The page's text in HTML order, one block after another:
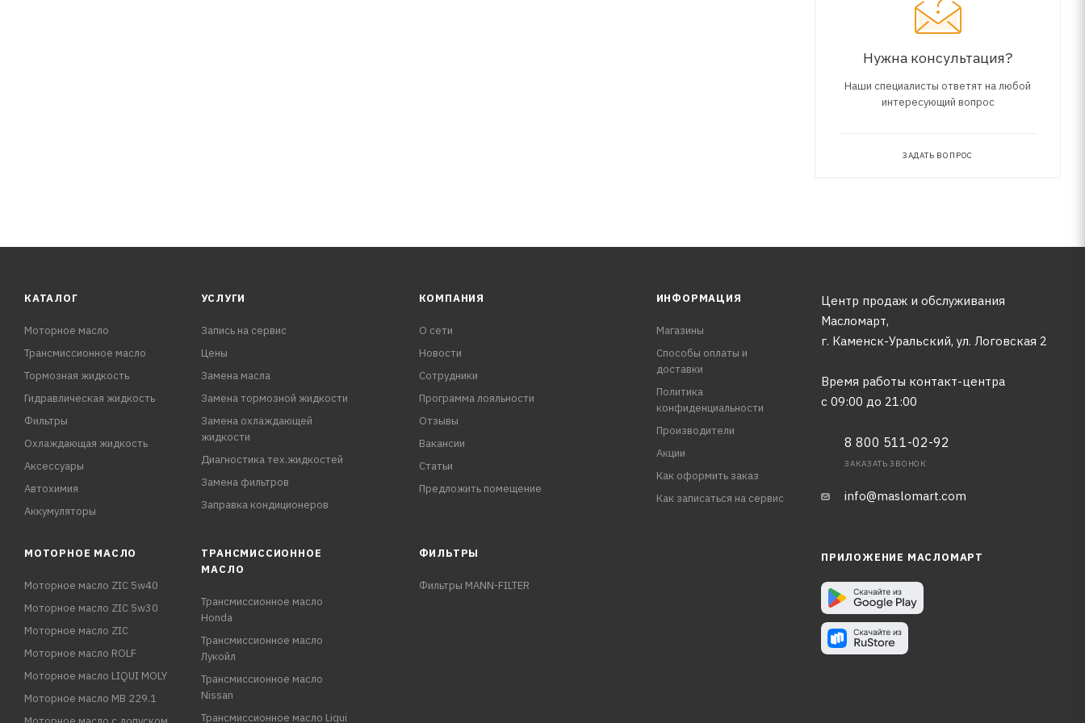
Нужна консультация?
Наши специалисты ответят на любой
интересующий вопрос
ЗАДАТЬ ВОПРОС
КАТАЛОГ
Моторное масло
Трансмиссионное масло
Тормозная жидкость
Гидравлическая жидкость
Фильтры
Охлаждающая жидкость
Аксессуары
Автохимия
Аккумуляторы
УСЛУГИ
Запись на сервис
Цены
Замена масла
Замена тормозной жидкости
Замена охлаждающей
жидкости
Диагностика тех.жидкостей
Замена фильтров
Заправка кондиционеров
КОМПАНИЯ
О сети
Новости
Сотрудники
Программа лояльности
Отзывы
Вакансии
Статьи
Предложить помещение
ИНФОРМАЦИЯ
Магазины
Способы оплаты и
доставки
Политика
конфиденциальности
Производители
Акции
Как оформить заказ
Как записаться на сервис
Центр продаж и обслуживания
Масломарт,
г. Каменск-Уральский, ул. Логовская 2
Время работы контакт-центра
с 09:00 до 21:00
8 800 511-02-92
ЗАКАЗАТЬ ЗВОНОК
info@maslomart.com
МОТОРНОЕ МАСЛО
Моторное масло ZIC 5w40
Моторное масло ZIC 5w30
Моторное масло ZIC
Моторное масло ROLF
Моторное масло LIQUI MOLY
Моторное масло MB 229.1
ТРАНСМИССИОННОЕ
МАСЛО
Трансмиссионное масло
Honda
Трансмиссионное масло
Лукойл
Трансмиссионное масло
Nissan
Трансмиссионное масло Liqui
ФИЛЬТРЫ
Фильтры MANN-FILTER
ПРИЛОЖЕНИЕ МАСЛОМАРТ